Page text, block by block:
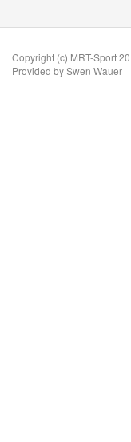
Copyright (c) MRT-Sport
Provided by Swen Wauer